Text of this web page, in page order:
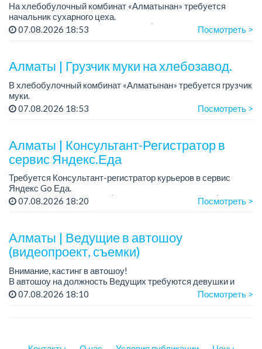
На хлебобулочный комбинат «Алматынан» требуется
начальник сухарного цеха.
Зарплата: от 300 000 тенге на руки (обсуждается на
Требования: оп...
07.08.2026 18:53 Посмотреть >
Алматы | Грузчик муки на хлебозавод.
В хлебобулочный комбинат «Алматынан» требуется грузчик
муки.
График работы: 5/2, с 09.00 до 18.00.
07.08.2026 18:53 Посмотреть >
Алматы | Консультант-Регистратор в
сервис Яндекс.Еда
Требуется Консультант-регистратор курьеров в сервис
Яндекс Go Еда.
Условия: работа в офисе (Абылай хана - Макатаева).
07.08.2026 18:20 Посмотреть >
Алматы | Ведущие в автошоу
(видеопроект, съемки)
Внимание, кастинг в автошоу!
В автошоу на должность Ведущих требуются девушки и
парни. А также авто эксперты и авто перекупы.
07.08.2026 18:10 Посмотреть >